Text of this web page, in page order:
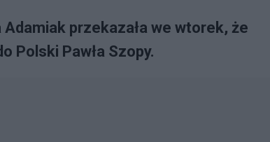
przekazała we wtorek, że
Polski Pawła Szopy.